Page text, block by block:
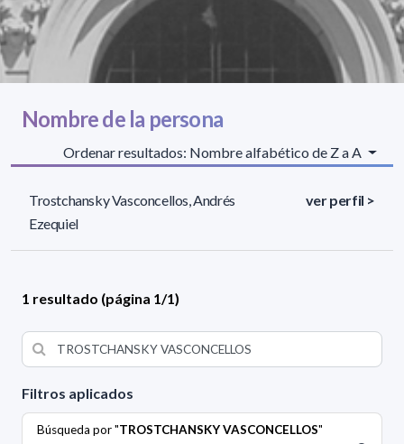
Filtros aplicados
Búsqueda por "TROSTCHANSKY VASCONCELLOS"
Nombre de la persona
Ordenar resultados: Nombre alfabético de Z a A
Trostchansky Vasconcellos, Andrés
Ezequiel
ver perfil >
1 resultado (página 1/1)